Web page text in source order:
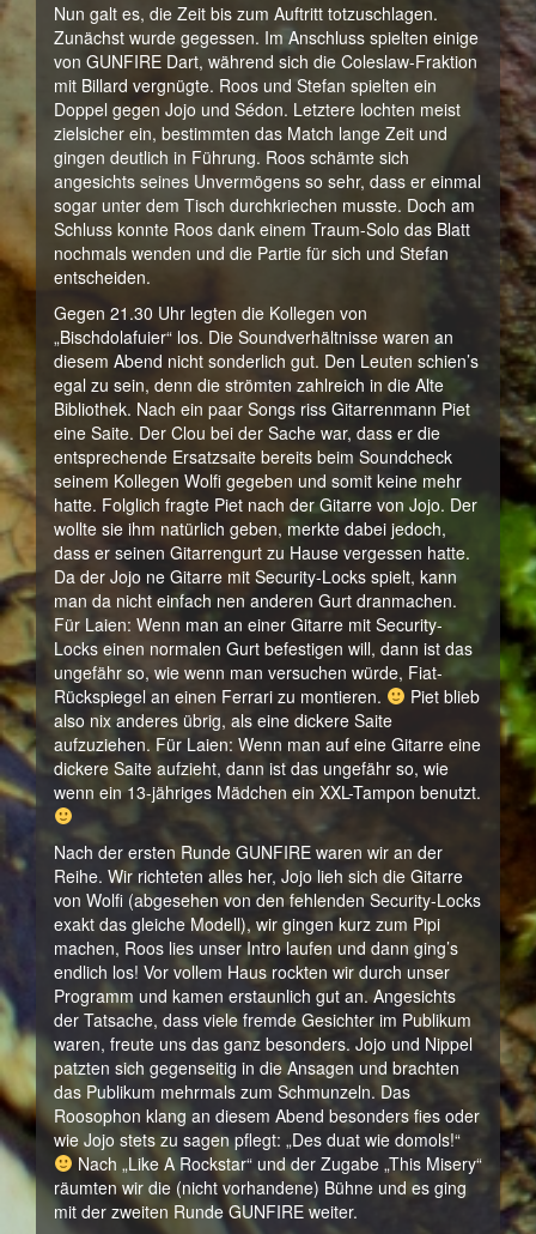
Nun galt es, die Zeit bis zum Auftritt totzuschlagen.
Zunächst wurde gegessen. Im Anschluss spielten einige
von GUNFIRE Dart, während sich die Coleslaw-Fraktion
mit Billard vergnügte. Roos und Stefan spielten ein
Doppel gegen Jojo und Sédon. Letztere lochten meist
zielsicher ein, bestimmten das Match lange Zeit und
gingen deutlich in Führung. Roos schämte sich
angesichts seines Unvermögens so sehr, dass er einmal
sogar unter dem Tisch durchkriechen musste. Doch am
Schluss konnte Roos dank einem Traum-Solo das Blatt
nochmals wenden und die Partie für sich und Stefan
entscheiden.
Gegen 21.30 Uhr legten die Kollegen von
„Bischdolafuier“ los. Die Soundverhältnisse waren an
diesem Abend nicht sonderlich gut. Den Leuten schien’s
egal zu sein, denn die strömten zahlreich in die Alte
Bibliothek. Nach ein paar Songs riss Gitarrenmann Piet
eine Saite. Der Clou bei der Sache war, dass er die
entsprechende Ersatzsaite bereits beim Soundcheck
seinem Kollegen Wolfi gegeben und somit keine mehr
hatte. Folglich fragte Piet nach der Gitarre von Jojo. Der
wollte sie ihm natürlich geben, merkte dabei jedoch,
dass er seinen Gitarrengurt zu Hause vergessen hatte.
Da der Jojo ne Gitarre mit Security-Locks spielt, kann
man da nicht einfach nen anderen Gurt dranmachen.
Für Laien: Wenn man an einer Gitarre mit Security-
Locks einen normalen Gurt befestigen will, dann ist das
ungefähr so, wie wenn man versuchen würde, Fiat-
Rückspiegel an einen Ferrari zu montieren.
Piet blieb
also nix anderes übrig, als eine dickere Saite
aufzuziehen. Für Laien: Wenn man auf eine Gitarre eine
dickere Saite aufzieht, dann ist das ungefähr so, wie
wenn ein 13-jähriges Mädchen ein XXL-Tampon benutzt.
Nach der ersten Runde GUNFIRE waren wir an der
Reihe. Wir richteten alles her, Jojo lieh sich die Gitarre
von Wolfi (abgesehen von den fehlenden Security-Locks
exakt das gleiche Modell), wir gingen kurz zum Pipi
machen, Roos lies unser Intro laufen und dann ging’s
endlich los! Vor vollem Haus rockten wir durch unser
Programm und kamen erstaunlich gut an. Angesichts
der Tatsache, dass viele fremde Gesichter im Publikum
waren, freute uns das ganz besonders. Jojo und Nippel
patzten sich gegenseitig in die Ansagen und brachten
das Publikum mehrmals zum Schmunzeln. Das
Roosophon klang an diesem Abend besonders fies oder
wie Jojo stets zu sagen pflegt: „Des duat wie domols!“
Nach „Like A Rockstar“ und der Zugabe „This Misery“
räumten wir die (nicht vorhandene) Bühne und es ging
mit der zweiten Runde GUNFIRE weiter.